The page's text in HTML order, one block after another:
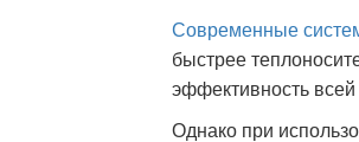
Современные
быстрее
эффективность
Однако при